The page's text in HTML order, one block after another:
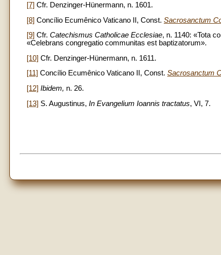
[7] Cfr. Denzinger-Hünermann, n. 1601.
[8] Concílio Ecumênico Vaticano II, Const. Sacrosanctum
[9] Cfr. Catechismus Catholicae Ecclesiae, n. 1140: «Tota
«Celebrans congregatio communitas est baptizatorum».
[10] Cfr. Denzinger-Hünermann, n. 1611.
[11] Concílio Ecumênico Vaticano II, Const. Sacrosanctum
[12] Ibidem, n. 26.
[13] S. Augustinus, In Evangelium Ioannis tractatus, VI, 7.